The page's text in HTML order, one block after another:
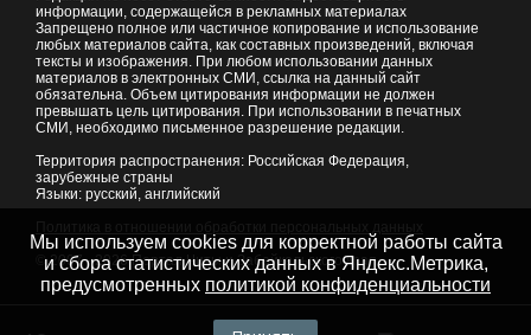
информации, содержащейся в рекламных материалах
Запрещено полное или частичное копирование и использование
любых материалов сайта, как составных произведений, включая
тексты и изображения. При любом использовании данных
материалов в электронных СМИ, ссылка на данный сайт
обязательна. Объем цитирования информации не должен
превышать цель цитирования. При использовании в печатных
СМИ, необходимо письменное разрешение редакции.
Территория распространения: Российская Федерация,
зарубежные страны
Языки: русский, английский
© 2007 - 2026Портал Читы и Забайкальского края
Мы используем cookies для корректной работы сайта
и сбора статистических данных в Яндекс.Метрика,
предусмотренных политикой конфиденциальности